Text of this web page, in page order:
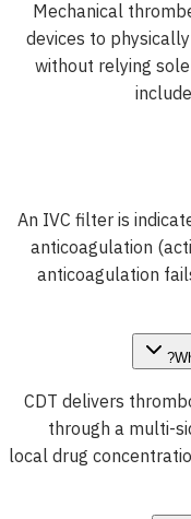
Mechanical
devices to
without relying
An IVC filter is
anticoagulation
anticoagulation
CDT delivers
through a multi-
local drug